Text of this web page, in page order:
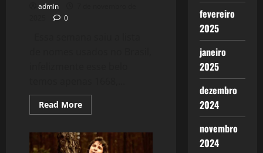
admin
0
Read MoreRead
more
Arnobio
fevereiro
2025
janeiro
2025
dezembro
2024
novembro
2024